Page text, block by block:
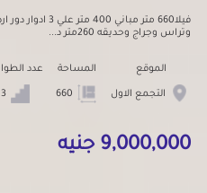
وتراس وجراج وحديقه 260متر د...
الموقع
التجمع الاول
المساحة عدد
9,000,000 جنيه